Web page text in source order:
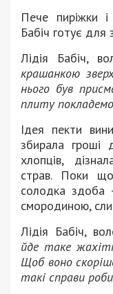
Пече пиріжки і
Бабіч готує для
Лідія Бабіч,
крашанкою
нього був
плиту
Ідея пекти
збирала
хлопців,
страв. Поки що
солодка здоба
смородиною,
Лідія Бабіч,
йде таке
Щоб воно
такі справи